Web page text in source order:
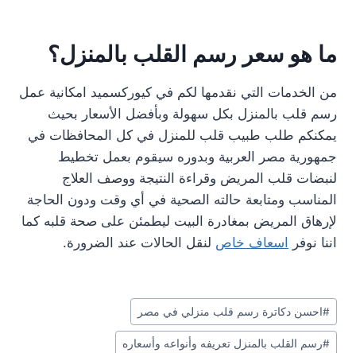
ما هو سعر رسم القلب بالمنزل؟
من الخدمات التي نقدمها لكم في كيوركسميد امكانية عمل
رسم قلب بالمنزل بكل سهولة وبأفضل الأسعار بحيث
يمكنكم طلب طبيب قلب للمنزل في كل المحافظات في
جمهورية مصر العربية وبدوره سيقوم بعمل تخطيط
لنبضات قلب المريض وقراءة النتيجة ووصف العلاج
المناسب ومتابعة حالته الصحية في أي وقت ودون الحاجة
لإرهاق المريض بمغادرة البيت ليطمئن على صحة قلبه كما
اننا نوفر
اسعاف خاص لنقل الحالات عند الضرورة.
وسوم
المقال:
#احسن دكاترة رسم قلب منزلي في مصر
#رسم القلب بالمنزل تعريفه وأنواعه وأسعاره